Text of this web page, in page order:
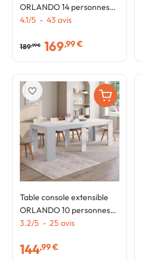
ORLANDO 14 personnes
300 cm bois façon hêtre
4.1/5 - 43 avis
189,99 € 169,99 €
Table console extensible
ORLANDO 10 personnes
235 cm bois blanc
3.2/5 - 25 avis
144,99 €
favorite_border